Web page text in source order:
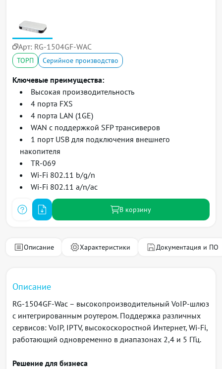
Арт: RG-1504GF-WAC
ТОРП Серийное производство
Ключевые преимущества:
Высокая производительность
4 порта FXS
4 порта LAN (1GE)
WAN с поддержкой SFP трансиверов
1 порт USB для подключения внешнего
накопителя
TR-069
Wi-Fi 802.11 b/g/n
Wi-Fi 802.11 a/n/ac
В корзину
Описание Характеристики Документация и ПО
Описание
RG-1504GF-Wac – высокопроизводительный VoIP-шлюз
с интегрированным роутером. Поддержка различных
сервисов: VoIP, IPTV, высокоскоростной Интернет, Wi-Fi,
работающий одновременно в диапазонах 2,4 и 5 ГГц.
Решение для бизнеса